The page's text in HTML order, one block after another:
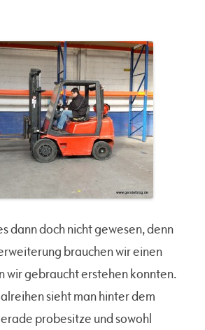
dann doch nicht gewesen, denn
brauchen wir einen
wir gebraucht erstehen konnten.
sieht man hinter dem
probesitze und sowohl